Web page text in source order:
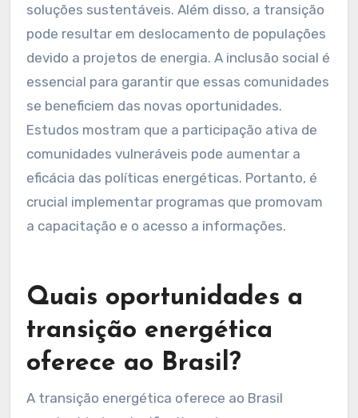
soluções sustentáveis. Além disso, a transição
pode resultar em deslocamento de populações
devido a projetos de energia. A inclusão social é
essencial para garantir que essas comunidades
se beneficiem das novas oportunidades.
Estudos mostram que a participação ativa de
comunidades vulneráveis pode aumentar a
eficácia das políticas energéticas. Portanto, é
crucial implementar programas que promovam
a capacitação e o acesso a informações.